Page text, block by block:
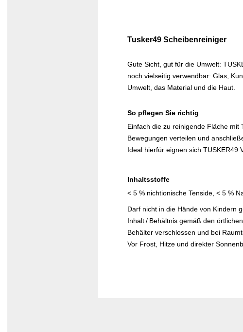
Tusker49 Scheibenreiniger
Gute Sicht, gut für die Umwelt:
noch vielseitig verwendbar: Glas,
Umwelt, das Material und die Haut.
So pflegen Sie richtig
Einfach die zu reinigende Fläche mit
Bewegungen verteilen und
Ideal hierfür eignen sich TUSKER49
Inhaltsstoffe
< 5 % nichtionische Tenside, < 5 %
Darf nicht in die Hände von Kindern
Inhalt / Behältnis gemäß den
Behälter verschlossen und bei
Vor Frost, Hitze und direkter